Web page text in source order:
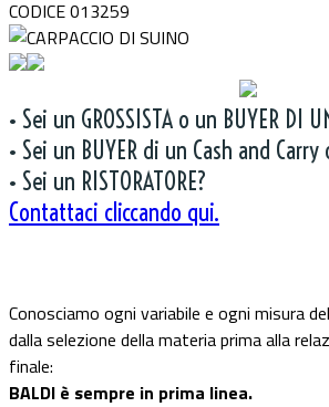
CODICE 013259
• Sei un GROSSISTA o un BUYER DI
• Sei un BUYER di un Cash and Carry
• Sei un RISTORATORE?
Contattaci cliccando qui.
Conosciamo ogni variabile e ogni misura del
dalla selezione della materia prima alla
finale:
BALDI è sempre in prima linea.